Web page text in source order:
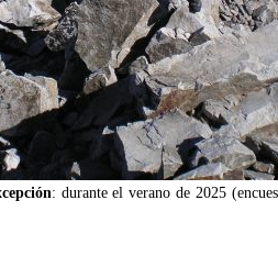
: durante el verano de 2025